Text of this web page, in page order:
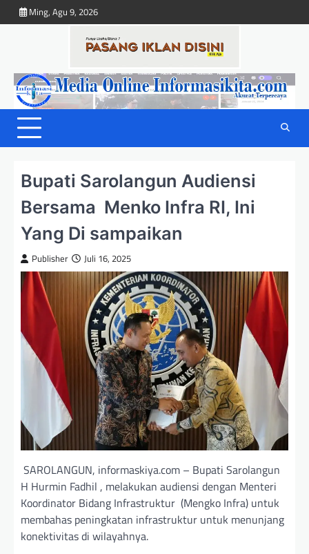
to
Ming, Agu 9, 2026
Bupati Sarolangun Audiensi
Bersama Menko Infra RI, Ini
Yang Di sampaikan
Publisher Juli 16, 2025
SAROLANGUN, informaskiya.com – Bupati Sarolangun
H Hurmin Fadhil , melakukan audiensi dengan Menteri
Koordinator Bidang Infrastruktur (Mengko Infra) untuk
membahas peningkatan infrastruktur untuk menunjang
konektivitas di wilayahnya.